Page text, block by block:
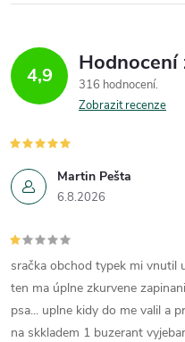
4,9 Hodnocení
316 hodnocení
Zobrazit recenze
Martin Pešta
6.8.2026
sračka obchod typek mi vnutil
ten ma úplne zkurvene
psa... uplne kidy do me valil a
na skkladem 1 buzerant